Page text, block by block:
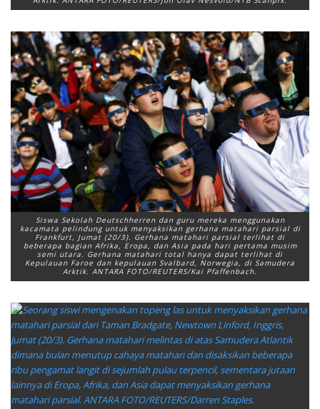
Siswa Sekolah Deutschherren dan guru mereka menggunakan
kacamata pelindung untuk menyaksikan gerhana matahari parsial di
Frankfurt, Jumat (20/3). Gerhana matahari parsial terlihat di
beberapa bagian Afrika, Eropa, dan Asia pada hari pertama musim
semi utara. Gerhana matahari total hanya dapat terlihat di
Kepulauan Faroe dan kepulauan Svalbard, Norwegia, di Samudera
Arktik. ANTARA FOTO/REUTERS/Kai Pfaffenbach.